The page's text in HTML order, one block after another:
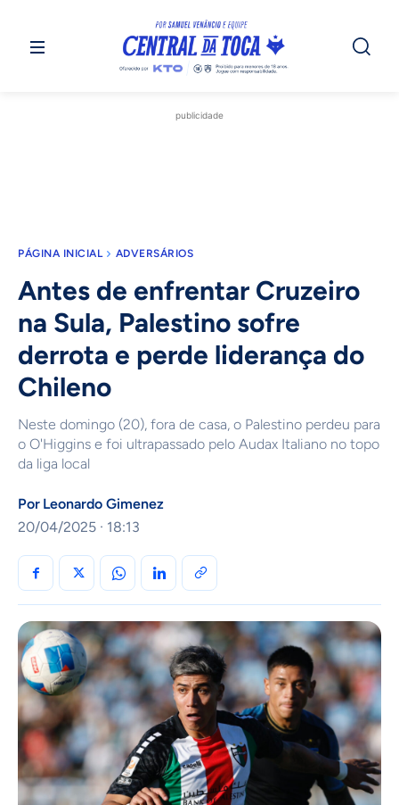
publicidade
PÁGINA INICIAL ADVERSÁRIOS
Antes de enfrentar Cruzeiro
na Sula, Palestino sofre
derrota e perde liderança do
Chileno
Neste domingo (20), fora de casa, o Palestino perdeu para
o O'Higgins e foi ultrapassado pelo Audax Italiano no topo
da liga local
Por Leonardo Gimenez
20/04/2025 · 18:13